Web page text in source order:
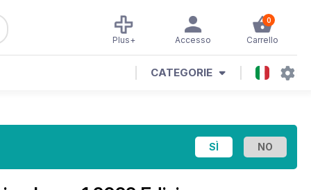
0
Carrello
Accesso
Plus+
CATEGORIE